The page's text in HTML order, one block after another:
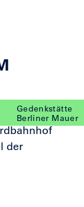
Gedenkstätte
Berliner Mauer
der